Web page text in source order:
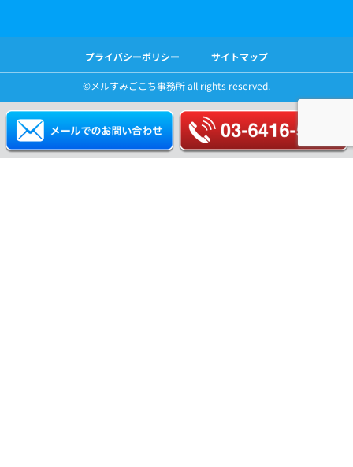
プライバシーポリシー サイトマップ
©️メルすみごこち事務所 all rights reserved.